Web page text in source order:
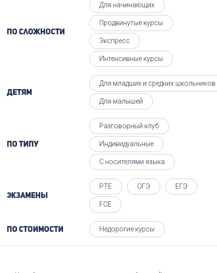
По сложности
Для начинающих
Продвинутые курсы
Экспресс
Интенсивные курсы
Детям
Для младших и средних школьников
Для малышей
По типу
Разговорный клуб
Индивидуальные
С носителями языка
Экзамены
PTE ОГЭ ЕГЭ
FCE
По стоимости Недорогие курсы